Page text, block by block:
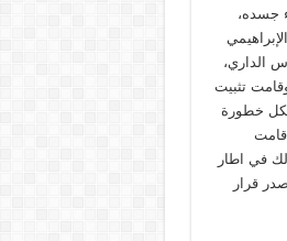
جسده،
بن أوس الداري،
تثبيت
ما يشكل خطورة
في اطار
قرار